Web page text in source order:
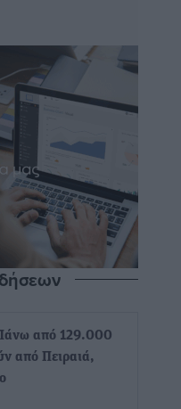
από 129.000
από Πειραιά,